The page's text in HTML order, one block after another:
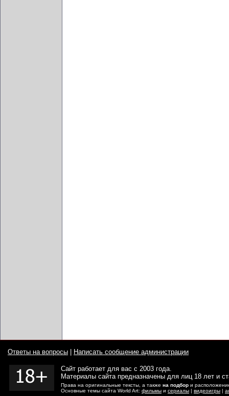
Ответы на вопросы Написать сообщение администрации
Сайт работает для вас с 2003 года.
Материалы сайта предназначены для лиц 18 лет и
Права на оригинальные тексты, а также на подбор и
Основные темы сайта World Art: фильмы и сериалы | видеоигры |